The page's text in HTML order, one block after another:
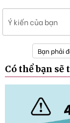
Ý kiến của bạn
Bạn phải
Có thể bạn sẽ